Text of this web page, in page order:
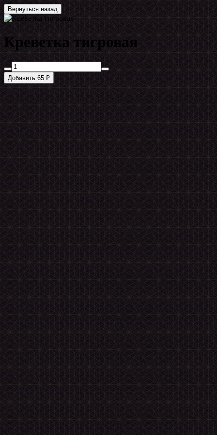
Вернуться назад
Креветка тигровая
Добавить 65 ₽